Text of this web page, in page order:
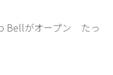
Bellがオープン たっ